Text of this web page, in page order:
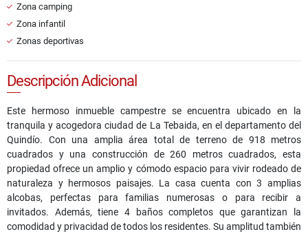
Zona camping
Zona infantil
Zonas deportivas
Descripción Adicional
Este hermoso inmueble campestre se encuentra ubicado en la
tranquila y acogedora ciudad de La Tebaida, en el departamento del
Quindío. Con una amplia área total de terreno de 918 metros
cuadrados y una construcción de 260 metros cuadrados, esta
propiedad ofrece un amplio y cómodo espacio para vivir rodeado de
naturaleza y hermosos paisajes. La casa cuenta con 3 amplias
alcobas, perfectas para familias numerosas o para recibir a
invitados. Además, tiene 4 baños completos que garantizan la
comodidad y privacidad de todos los residentes. Su amplitud también